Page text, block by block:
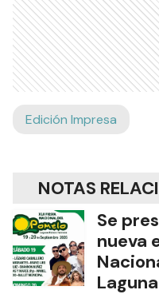
Edición Impresa
NOTAS
Se
nueva